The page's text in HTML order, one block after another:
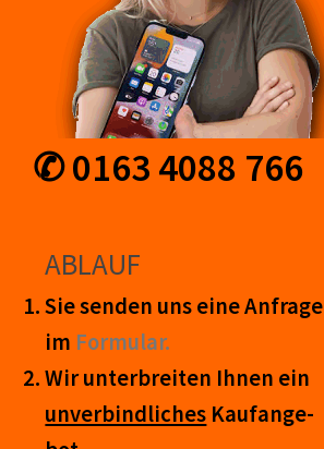
✆ 0163 4088 766
ABLAUF
Sie senden uns eine An­frage
im Form­ular.
Wir unter­breiten Ihnen ein
un­ver­bind­lich­es Kauf­an­ge­